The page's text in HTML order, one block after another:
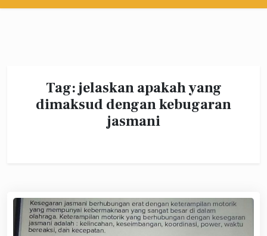
Tag:jelaskan apakah yang
dimaksud dengan kebugaran
jasmani